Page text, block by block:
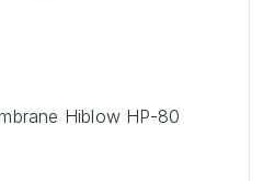
Hiblow HP-80